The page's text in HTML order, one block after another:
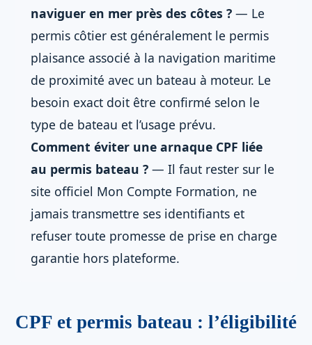
naviguer en mer près des côtes ? — Le
permis côtier est généralement le permis
plaisance associé à la navigation maritime
de proximité avec un bateau à moteur. Le
besoin exact doit être confirmé selon le
type de bateau et l’usage prévu.
Comment éviter une arnaque CPF liée
au permis bateau ? — Il faut rester sur le
site officiel Mon Compte Formation, ne
jamais transmettre ses identifiants et
refuser toute promesse de prise en charge
garantie hors plateforme.
CPF et permis bateau : l’éligibilité